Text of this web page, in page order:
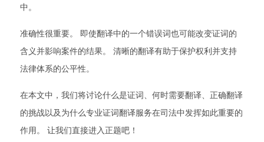
中。
准确性很重要。 即使翻译中的一个错误词也可能改变证词的
含义并影响案件的结果。 清晰的翻译有助于保护权利并支持
法律体系的公平性。
在本文中，我们将讨论什么是证词、何时需要翻译、正确翻译
的挑战以及为什么专业证词翻译服务在司法中发挥如此重要的
作用。 让我们直接进入正题吧！